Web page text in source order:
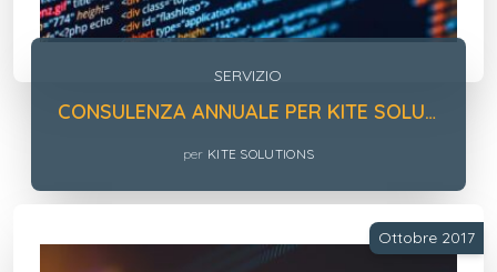
SERVIZIO
CONSULENZA ANNUALE PER KITE SOLUTIONS
per KITE SOLUTIONS
Ottobre 2017